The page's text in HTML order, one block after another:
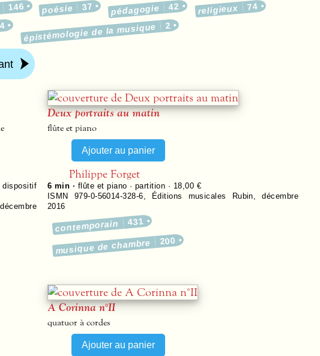
146 poésie 37 pédagogie 42 religieux 74
épistémologie de la musique 2
décembre
Deux portraits au matin
flûte et piano
Philippe Forget
6 min · flûte et piano · partition · 18,00 €
ISMN 979-0-56014-328-6
Éditions musicales Rubin ,décembre
2016
contemporain 431
musique de chambre 200
A Corinna n°II
quatuor à cordes